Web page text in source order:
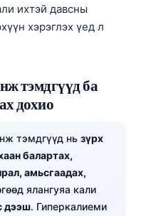
ихтэй давсны
хэрэглэх үед л
тэмдгүүд ба
дохио
тэмдгүүд нь зүрх
балартах,
амьсгаадах,
ялангуяа кали
дээш. Гиперкалиеми